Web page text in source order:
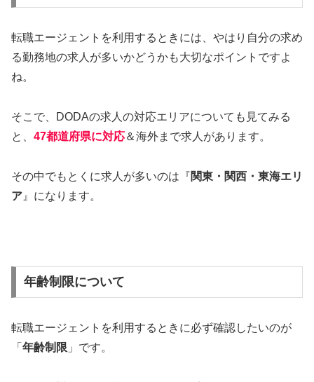
転職エージェントを利用するときには、やはり自分の求め
る勤務地の求人が多いかどうかも大切なポイントですよ
ね。
そこで、DODAの求人の対応エリアについても見てみる
と、 47都道府県に対応＆海外まで求人があります。
その中でもとくに求人が多いのは『関東・関西・東海エリ
ア 』になります。
年齢制限について
転職エージェントを利用するときに必ず確認したいのが
「 年齢制限 」です。